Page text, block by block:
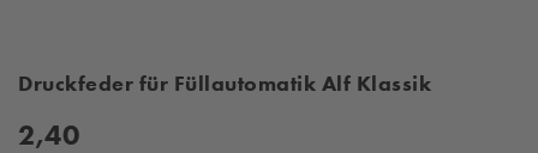
Druckfeder für Füllautomatik Alf Klassik
2,40